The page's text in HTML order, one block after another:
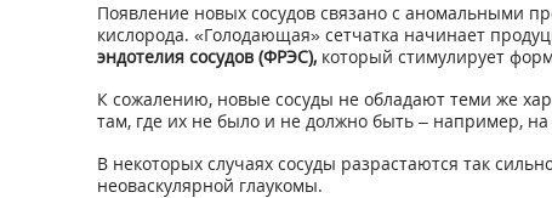
Появление новых сосудов связано с аномальными
кислорода. «Голодающая» сетчатка начинает
эндотелия сосудов (ФРЭС),который стимулирует
К сожалению, новые сосуды не обладают теми же
там, где их не было и не должно быть – например,
В некоторых случаях сосуды разрастаются так
неоваскулярной глаукомы.